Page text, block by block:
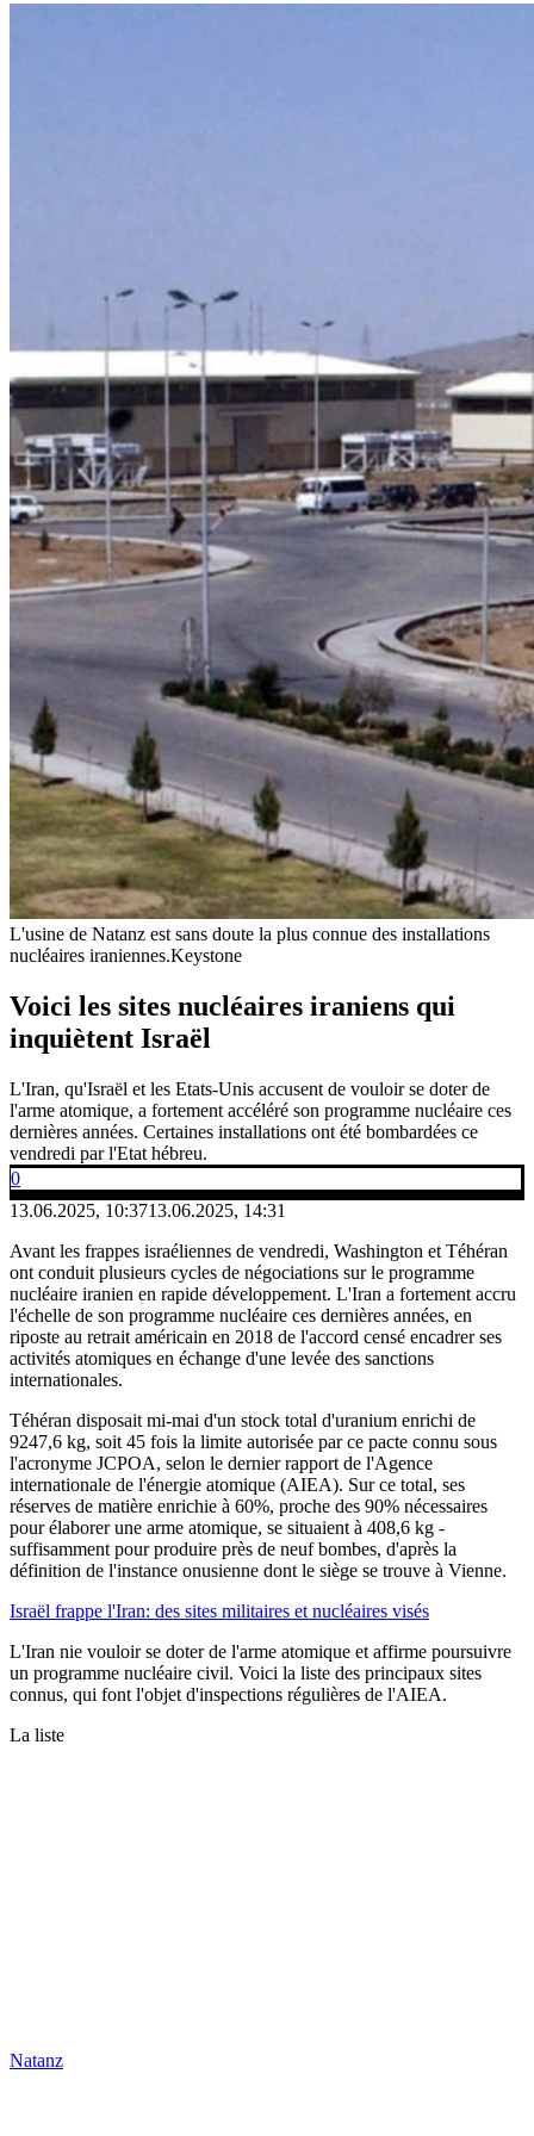
L'usine de Natanz est sans doute la plus connue des installations
nucléaires iraniennes.Keystone
Voici les sites nucléaires iraniens qui
inquiètent Israël
L'Iran, qu'Israël et les Etats-Unis accusent de vouloir se doter de
l'arme atomique, a fortement accéléré son programme nucléaire ces
dernières années. Certaines installations ont été bombardées ce
vendredi par l'Etat hébreu.
0
13.06.2025, 10:3713.06.2025, 14:31
Avant les frappes israéliennes de vendredi, Washington et Téhéran
ont conduit plusieurs cycles de négociations sur le programme
nucléaire iranien en rapide développement. L'Iran a fortement accru
l'échelle de son programme nucléaire ces dernières années, en
riposte au retrait américain en 2018 de l'accord censé encadrer ses
activités atomiques en échange d'une levée des sanctions
internationales.
Téhéran disposait mi-mai d'un stock total d'uranium enrichi de
9247,6 kg, soit 45 fois la limite autorisée par ce pacte connu sous
l'acronyme JCPOA, selon le dernier rapport de l'Agence
internationale de l'énergie atomique (AIEA). Sur ce total, ses
réserves de matière enrichie à 60%, proche des 90% nécessaires
pour élaborer une arme atomique, se situaient à 408,6 kg -
suffisamment pour produire près de neuf bombes, d'après la
définition de l'instance onusienne dont le siège se trouve à Vienne.
Israël frappe l'Iran: des sites militaires et nucléaires visés
L'Iran nie vouloir se doter de l'arme atomique et affirme poursuivre
un programme nucléaire civil. Voici la liste des principaux sites
connus, qui font l'objet d'inspections régulières de l'AIEA.
La liste
Natanz